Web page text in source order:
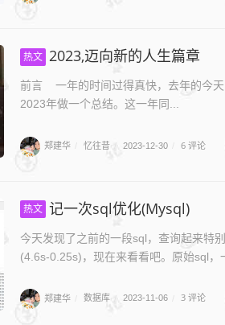
热文 2023,迈向新的人生篇章
前言 一年的时间过得真快，去年的今
2023年做一个总结。这一年同...
郑建华 忆往昔 2023-12-30 6 评论
热文 记一次sql优化(Mysql)
今天发现了之前的一段sql，查询起来特
(4.6s-0.25s)，现在来看看吧。原始sql，
郑建华 数据库 2023-11-06 3 评论